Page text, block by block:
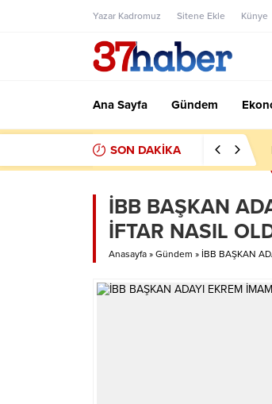
Yazar Kadromuz Sitene Ekle Künye
Ana Sayfa Gündem
SON DAKİKA
İBB BAŞKAN
İFTAR NASIL
Anasayfa » Gündem » İBB BAŞKAN